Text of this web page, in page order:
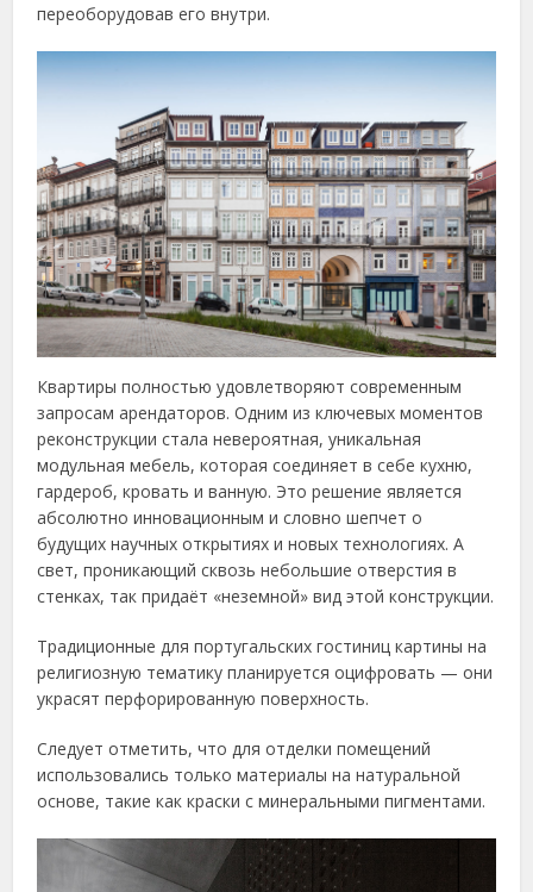
переоборудовав его внутри.
Квартиры полностью удовлетворяют современным
запросам арендаторов. Одним из ключевых моментов
реконструкции стала невероятная, уникальная
модульная мебель, которая соединяет в себе кухню,
гардероб, кровать и ванную. Это решение является
абсолютно инновационным и словно шепчет о
будущих научных открытиях и новых технологиях. А
свет, проникающий сквозь небольшие отверстия в
стенках, так придаёт «неземной» вид этой конструкции.
Традиционные для португальских гостиниц картины на
религиозную тематику планируется оцифровать — они
украсят перфорированную поверхность.
Следует отметить, что для отделки помещений
использовались только материалы на натуральной
основе, такие как краски с минеральными пигментами.